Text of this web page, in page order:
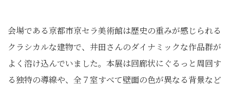
会場である京都市京セラ美術館は歴史の重みが感じられる
クラシカルな建物で、井田さんのダイナミックな作品群が
よく溶け込んでいました。本展は回廊状にぐるっと周回す
る独特の導線や、全７室すべて壁面の色が異なる背景など